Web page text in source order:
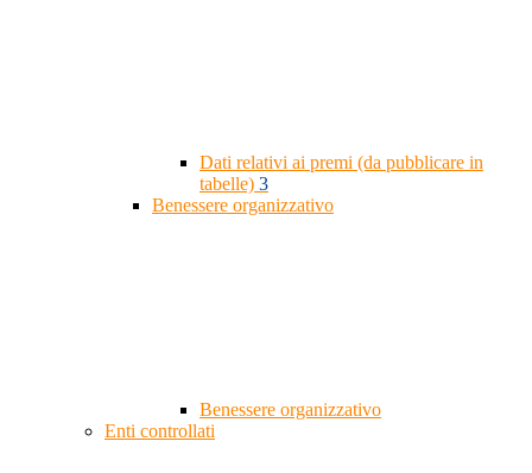
Dati relativi ai premi (da pubblicare in
tabelle) 3
Benessere organizzativo
Benessere organizzativo
Enti controllati